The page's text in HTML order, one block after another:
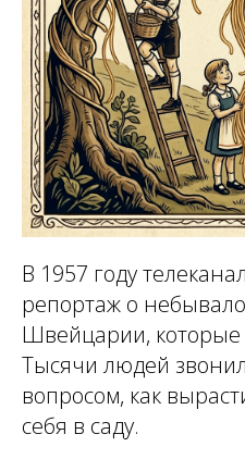
В 1957 году
репортаж о
Швейцарии, которые
Тысячи людей
вопросом, как
себя в саду.